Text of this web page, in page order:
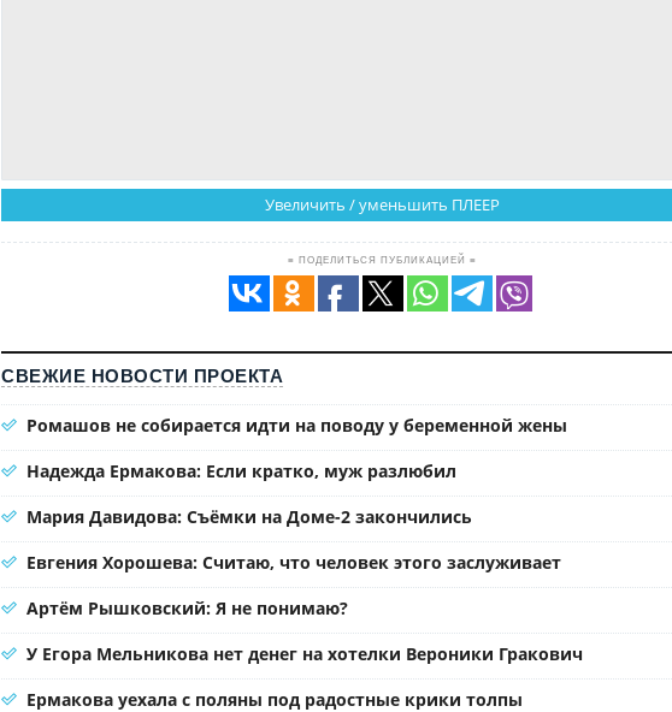
Увеличить / уменьшить ПЛЕЕР
≡ ПОДЕЛИТЬСЯ ПУБЛИКАЦИЕЙ ≡
СВЕЖИЕ НОВОСТИ ПРОЕКТА
Ромашов не собирается идти на поводу у беременной жены
Надежда Ермакова: Если кратко, муж разлюбил
Мария Давидова: Съёмки на Доме-2 закончились
Евгения Хорошева: Считаю, что человек этого заслуживает
Артём Рышковский: Я не понимаю?
У Егора Мельникова нет денег на хотелки Вероники Гракович
Ермакова уехала с поляны под радостные крики толпы